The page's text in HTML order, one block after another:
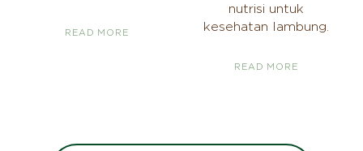
READ MORE
nutrisi untuk
kesehatan lambung.
READ MORE